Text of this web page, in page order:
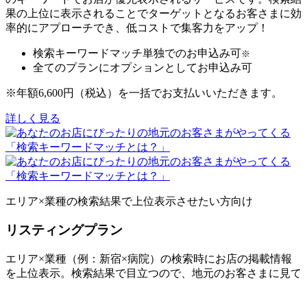
果の上位に表示されることでターゲットとなるお客さまに効
率的にアプローチでき、低コストで集客力をアップ！
検索キーワードマッチ単独でのお申込み可※
全てのプランにオプションとしてお申込み可
※年額6,600円（税込）を一括でお支払いいただきます。
詳しく見る
エリア×業種の検索結果で上位表示させたい方向け
リスティングプラン
エリア×業種（例：新宿×病院）の検索時にお店の掲載情報
を上位表示。検索結果で目立つので、地元のお客さまに見て